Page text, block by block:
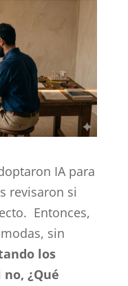
IA para
revisaron si
Entonces,
sin
los
¿Qué